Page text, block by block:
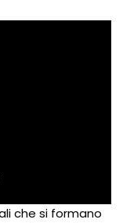
che si formano